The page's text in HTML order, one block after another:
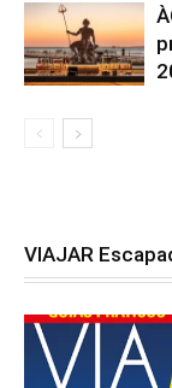
VIAJAR